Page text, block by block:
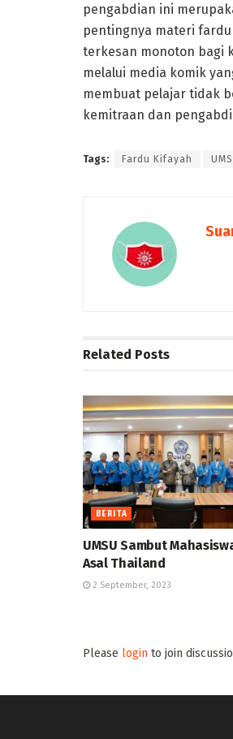
pengabdian ini
pentingnya materi
terkesan monoton bagi
melalui media komik
membuat pelajar tidak
kemitraan dan
Tags: Fardu Kifayah
Related Posts
BERITA
UMSU Sambut
Asal Thailand
2 September, 2023
Please login to join